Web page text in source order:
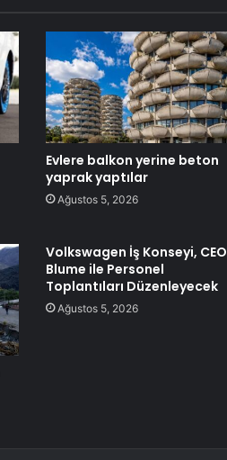
Evlere balkon yerine beton
yaprak yaptılar
Ağustos 5, 2026
Volkswagen İş Konseyi, CEO
Blume ile Personel
Toplantıları Düzenleyecek
Ağustos 5, 2026